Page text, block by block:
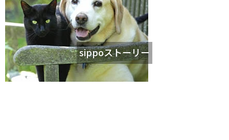
sippoストーリー